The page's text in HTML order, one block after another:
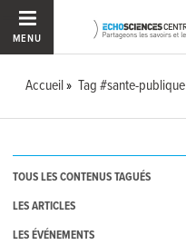
MENU
Accueil Tag #sante-publique
TOUS LES CONTENUS TAGUÉS
LES ARTICLES
LES ÉVÉNEMENTS